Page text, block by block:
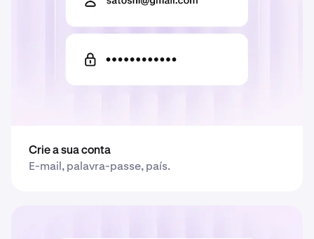
Crie a sua conta
E-mail, palavra-passe, país.